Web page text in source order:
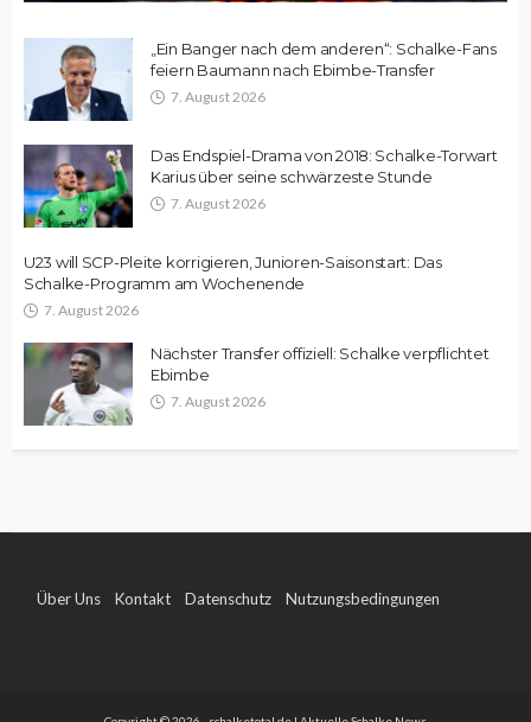
„Ein Banger nach dem anderen“: Schalke-Fans
feiern Baumann nach Ebimbe-Transfer
7. August 2026
Das Endspiel-Drama von 2018: Schalke-Torwart
Karius über seine schwärzeste Stunde
7. August 2026
U23 will SCP-Pleite korrigieren, Junioren-Saisonstart: Das
Schalke-Programm am Wochenende
7. August 2026
Nächster Transfer offiziell: Schalke verpflichtet
Ebimbe
7. August 2026
Über Uns Kontakt Datenschutz Nutzungsbedingungen